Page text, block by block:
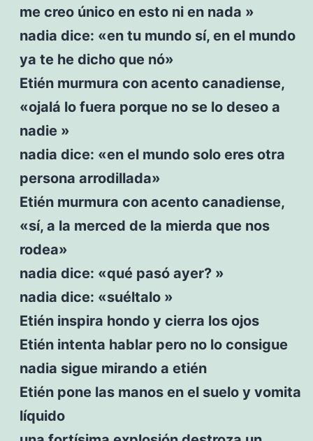
me creo único en esto ni en nada »
nadia dice: «en tu mundo sí, en el mundo
ya te he dicho que nó»
Etién murmura con acento canadiense,
«ojalá lo fuera porque no se lo deseo a
nadie »
nadia dice: «en el mundo solo eres otra
persona arrodillada»
Etién murmura con acento canadiense,
«sí, a la merced de la mierda que nos
rodea»
nadia dice: «qué pasó ayer? »
nadia dice: «suéltalo »
Etién inspira hondo y cierra los ojos
Etién intenta hablar pero no lo consigue
nadia sigue mirando a etién
Etién pone las manos en el suelo y vomita
líquido